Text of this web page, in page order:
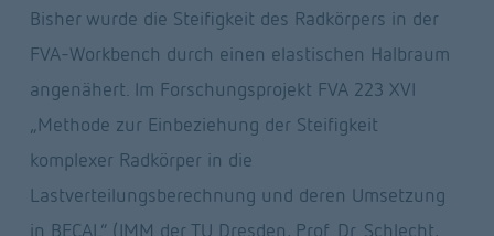
Bisher wurde die Steifigkeit des Radkörpers in der
FVA-Workbench durch einen elastischen Halbraum
angenähert. Im Forschungsprojekt FVA 223 XVI
„Methode zur Einbeziehung der Steifigkeit
komplexer Radkörper in die
Lastverteilungsberechnung und deren Umsetzung
in BECAL“ (IMM der TU Dresden, Prof. Dr. Schlecht,